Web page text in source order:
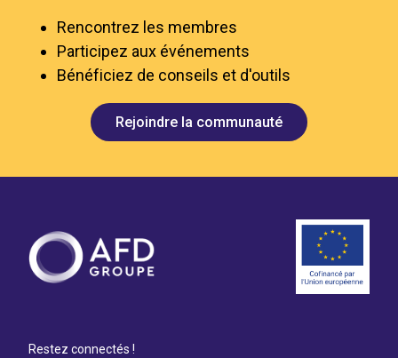
Rencontrez les membres
Participez aux événements
Bénéficiez de conseils et d'outils
Rejoindre la communauté
Restez connectés !